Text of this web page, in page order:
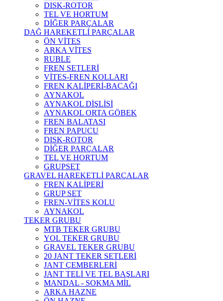
DISK-ROTOR
TEL VE HORTUM
DİĞER PARÇALAR
DAĞ HAREKETLİ PARÇALAR
ÖN VİTES
ARKA VİTES
RUBLE
FREN SETLERİ
VİTES-FREN KOLLARI
FREN KALİPERİ-BACAĞI
AYNAKOL
AYNAKOL DİŞLİSİ
AYNAKOL ORTA GÖBEK
FREN BALATASI
FREN PAPUCU
DISK-ROTOR
DİĞER PARÇALAR
TEL VE HORTUM
GRUPSET
GRAVEL HAREKETLİ PARÇALAR
FREN KALİPERİ
GRUP SET
FREN-VİTES KOLU
AYNAKOL
TEKER GRUBU
MTB TEKER GRUBU
YOL TEKER GRUBU
GRAVEL TEKER GRUBU
20 JANT TEKER SETLERİ
JANT ÇEMBERLERİ
JANT TELİ VE TEL BAŞLARI
MANDAL - SOKMA MİL
ARKA HAZNE